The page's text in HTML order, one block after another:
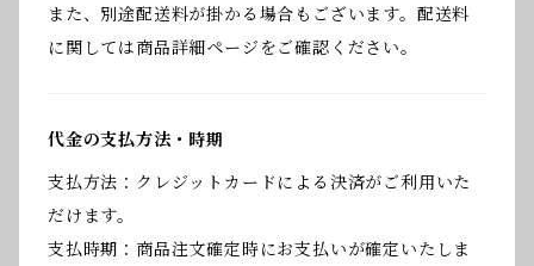
また、別途配送料が掛かる場合もございます。配送料
に関しては商品詳細ページをご確認ください。
代金の支払方法・時期
支払方法：クレジットカードによる決済がご利用いた
だけます。
支払時期：商品注文確定時にお支払いが確定いたしま